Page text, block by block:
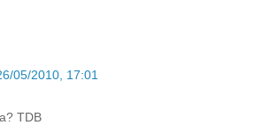
05/2010, 17:01
TDB